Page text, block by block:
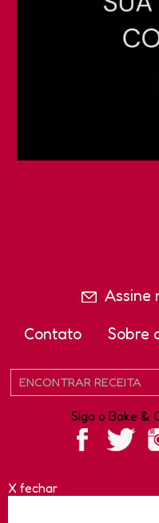
X fechar
Assine
Contato
Sobre
Siga o Bake &
Copyright - Bake and